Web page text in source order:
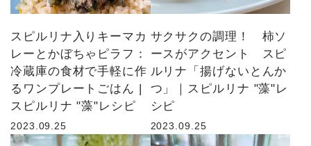
スピルリナ入りキーマカ
レーとかぼちゃピラフ：
冷蔵庫の食材で手軽に作
るワンプレートごはん |
スピルリナ "藻"レシピ
2023.09.25
サクサクの調理！ 柿ソ
ースがアクセント スピ
ルリナ「揚げないとんか
つ」｜スピルリナ "藻"レ
シピ
2023.09.25